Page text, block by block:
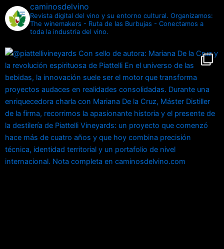
caminosdelvino
Revista digital del vino y su entorno cultural. Organizamos:
The winemakers - Ruta de las Burbujas - Conectamos a
toda la industria del vino.